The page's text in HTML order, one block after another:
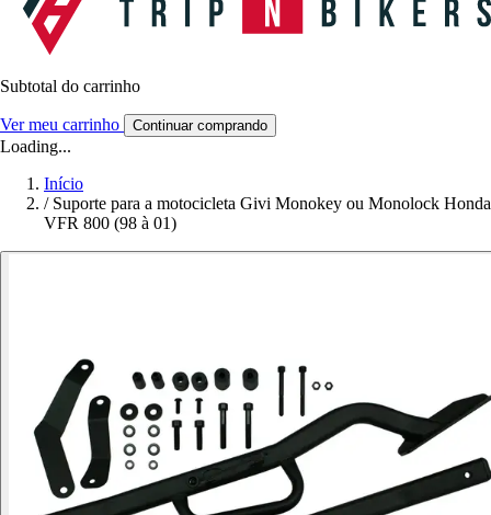
Subtotal do carrinho
Ver meu carrinho Continuar comprando
Loading...
Início
/ Suporte para a motocicleta Givi Monokey ou Monolock Honda
VFR 800 (98 à 01)